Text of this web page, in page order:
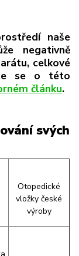
naše
negativně
celkové
se o této
článku.
svých
Otopedické
vložky české
výroby